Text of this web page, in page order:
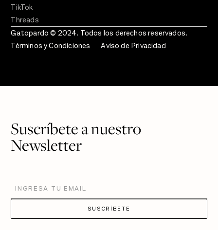
TikTok
Threads
Gatopardo © 2024. Todos los derechos reservados.
Términos y Condiciones
Aviso de Privacidad
Suscríbete a nuestro
Newsletter